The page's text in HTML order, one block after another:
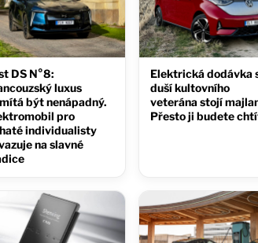
DS N°8:
luxus
být nenápadný.
pro
individualisty
na slavné
Elektrická dodávka
duší kultovního
veterána stojí
Přesto ji budete